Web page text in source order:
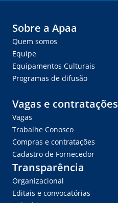
Sobre a Apaa
Quem somos
Equipe
Equipamentos Culturais
Programas de difusão
Vagas e contratações
Vagas
Trabalhe Conosco
Compras e contratações
Cadastro de Fornecedor
Transparência
Organizacional
Editais e convocatórias